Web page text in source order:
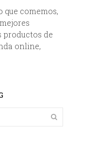
que comemos,
productos de
online,